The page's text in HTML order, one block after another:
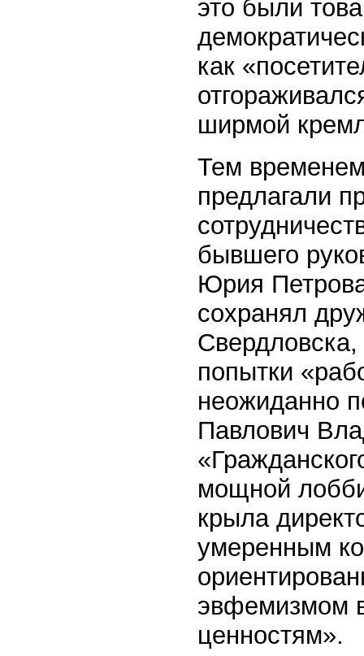
это были
как
ширмой
Тем
предлагали
бывшего
Юрия
сохранял
попытки
неожиданно
Павлович
мощной
крыла
умеренным
эвфемизмом
ценностям».